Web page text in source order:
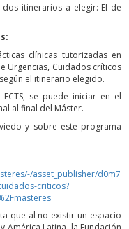
itinerarios a elegir: El de
clínicas tutorizadas en
Urgencias, Cuidados críticos
el itinerario elegido.
se puede iniciar en el
al final del Máster.
y sobre este programa
asset_publisher/
criticos?
que al no existir un espacio